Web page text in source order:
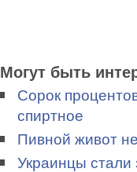
Могут быть
Сорок
спиртное
Пивной живот
Украинцы стали